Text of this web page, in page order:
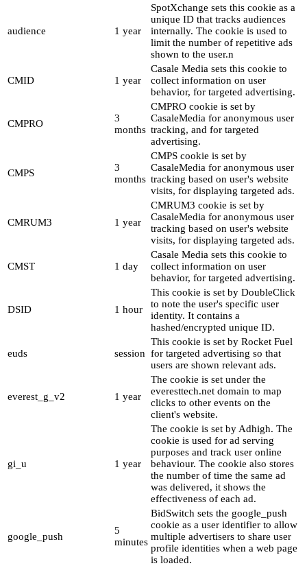
audience 1 year
SpotXchange sets this cookie as a
unique ID that tracks audiences
internally. The cookie is used to
limit the number of repetitive ads
shown to the user.n
CMID 1 year
Casale Media sets this cookie to
collect information on user
behavior, for targeted advertising.
CMPRO
3
months
CMPRO cookie is set by
CasaleMedia for anonymous user
tracking, and for targeted
advertising.
CMPS
3
months
CMPS cookie is set by
CasaleMedia for anonymous user
tracking based on user's website
visits, for displaying targeted ads.
CMRUM3 1 year
CMRUM3 cookie is set by
CasaleMedia for anonymous user
tracking based on user's website
visits, for displaying targeted ads.
CMST 1 day
Casale Media sets this cookie to
collect information on user
behavior, for targeted advertising.
DSID 1 hour
This cookie is set by DoubleClick
to note the user's specific user
identity. It contains a
hashed/encrypted unique ID.
euds session
This cookie is set by Rocket Fuel
for targeted advertising so that
users are shown relevant ads.
everest_g_v2 1 year
The cookie is set under the
everesttech.net domain to map
clicks to other events on the
client's website.
gi_u 1 year
The cookie is set by Adhigh. The
cookie is used for ad serving
purposes and track user online
behaviour. The cookie also stores
the number of time the same ad
was delivered, it shows the
effectiveness of each ad.
google_push
5
minutes
BidSwitch sets the google_push
cookie as a user identifier to allow
multiple advertisers to share user
profile identities when a web page
is loaded.